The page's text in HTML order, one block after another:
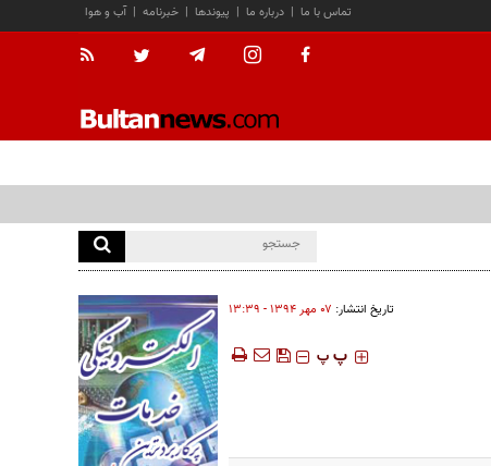
آب و هوا | خبرنامه | پیوندها | درباره ما | تماس با ما
تاریخ انتشار: ۰۷ مهر ۱۳۹۴ - ۱۳:۳۹
‍‍‍ پ پ